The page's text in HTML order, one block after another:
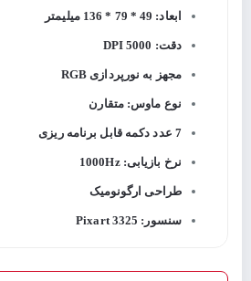
ابعاد: 49 * 79 * 136 میلیمتر
دقت: 5000 DPI
مجهز به نورپردازی RGB
نوع ماوس: متقارن
7 عدد دکمه قابل برنامه ریزی
نرخ بازیابی: 1000Hz
طراحی ارگونومیک
سنسور: 3325 Pixart